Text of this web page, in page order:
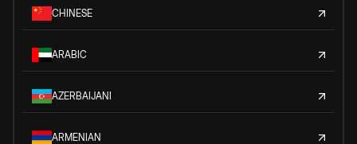
CHINESE
ARABIC
AZERBAIJANI
ARMENIAN